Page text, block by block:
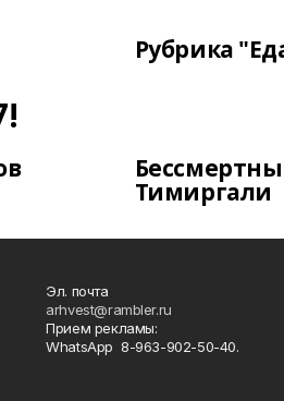
Рубрика
Тимиргали
Эл. почта
arhvest@rambler.ru
Прием рекламы:
WhatsApp 8-963-902-50-40.